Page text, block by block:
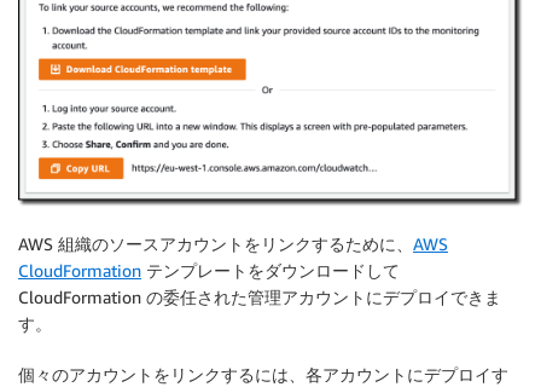
AWS 組織のソースアカウントをリンクするために、 AWS
CloudFormation テンプレートをダウンロードして
CloudFormation の委任された管理アカウントにデプロイできま
す。
個々のアカウントをリンクするには、各アカウントにデプロイす